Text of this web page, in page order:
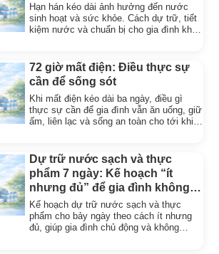
Hạn hán kéo dài ảnh hưởng đến nước
sinh hoạt và sức khỏe. Cách dự trữ, tiết
kiệm nước và chuẩn bị cho gia đình khi
72 giờ mất điện: Điều thực sự
cần để sống sót
Khi mất điện kéo dài ba ngày, điều gì
thực sự cần để gia đình vẫn ăn uống, giữ
ấm, liên lạc và sống an toàn cho tới khi
Dự trữ nước sạch và thực
phẩm 7 ngày: Kế hoạch “ít
nhưng đủ” để gia đình không
hoảng loạn
Kế hoạch dự trữ nước sạch và thực
phẩm cho bảy ngày theo cách ít nhưng
đủ, giúp gia đình chủ động và không